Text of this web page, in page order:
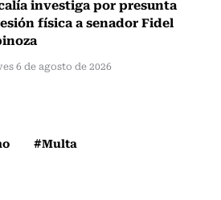
investiga por presunta
física a senador Fidel
6 de agosto de 2026
#Multa